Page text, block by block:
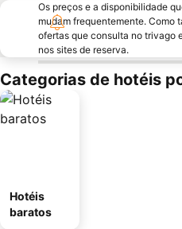
Os preços e a disponibilidade
mudam frequentemente. Como
ofertas que consulta no trivago
nos sites de reserva.
Categorias de hotéis
Hotéis
baratos